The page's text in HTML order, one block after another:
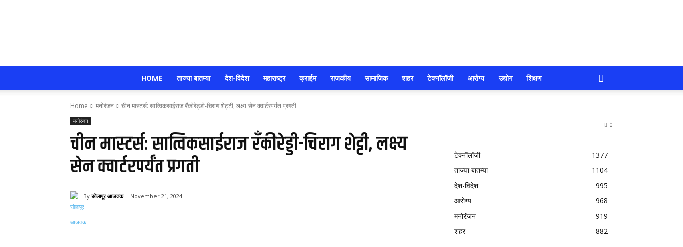
सोलापूर
आजतक
HOME ताज्या बातम्या देश-विदेश महाराष्ट्र क्राईम राजकीय सामाजिक शहर टेक्नॉलॉजी आरोग्य उद्योग शिक्षण
Home मनोरंजन चीन मास्टर्स: सात्विकसाईराज रँकीरेड्डी-चिराग शेट्टी, लक्ष्य सेन क्वार्टरपर्यंत प्रगती
मनोरंजन
चीन मास्टर्स: सात्विकसाईराज रँकीरेड्डी-चिराग शेट्टी, लक्ष्य
सेन क्वार्टरपर्यंत प्रगती
By सोलापूर आजतक November 21, 2024
0
टेक्नॉलॉजी
1377
ताज्या बातम्या
1104
देश-विदेश
995
आरोग्य
968
मनोरंजन
919
शहर
882